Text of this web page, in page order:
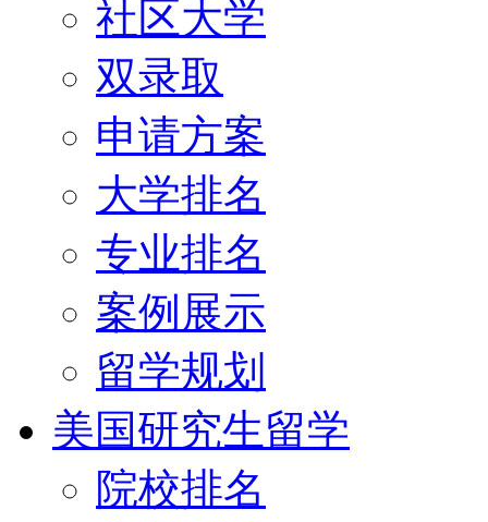
社区大学
双录取
申请方案
大学排名
专业排名
案例展示
留学规划
美国研究生留学
院校排名